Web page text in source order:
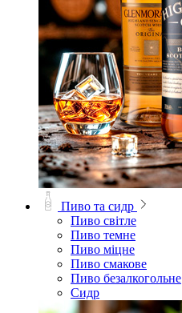
Пиво та сидр
Пиво світле
Пиво темне
Пиво міцне
Пиво смакове
Пиво безалкогольне
Сидр